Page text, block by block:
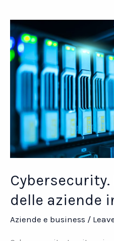
e
pericoli
delle aziende
Aziende e business /